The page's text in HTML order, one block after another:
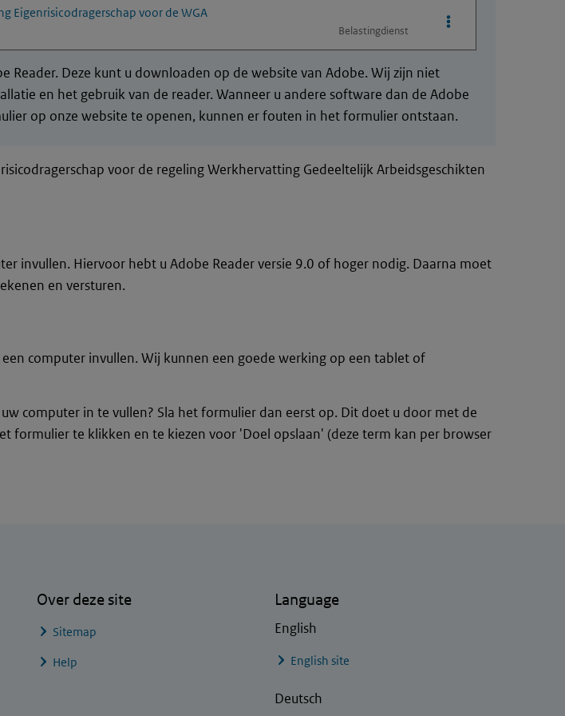
Eigenrisicodragerschap voor de WGA
Belastingdienst
Opties van bestand
Reader. Deze kunt u downloaden op de website van Adobe. Wij zijn niet
en het gebruik van de reader. Wanneer u andere software dan de Adobe
op onze website te openen, kunnen er fouten in het formulier ontstaan.
voor de regeling Werkhervatting Gedeeltelijk Arbeidsgeschikten
invullen. Hiervoor hebt u Adobe Reader versie 9.0 of hoger nodig. Daarna moet
en versturen.
computer invullen. Wij kunnen een goede werking op een tablet of
computer in te vullen? Sla het formulier dan eerst op. Dit doet u door met de
formulier te klikken en te kiezen voor 'Doel opslaan' (deze term kan per browser
Over deze site
Sitemap
Help
Language
English
English site
Deutsch